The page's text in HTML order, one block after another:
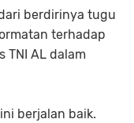
berdirinya tugu
terhadap
TNI AL dalam
berjalan baik.